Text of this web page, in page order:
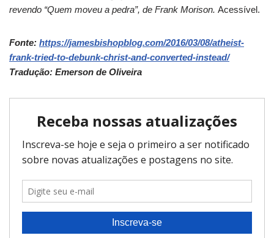
revendo “Quem moveu a pedra”, de Frank Morison. Acessível.
Fonte: https://jamesbishopblog.com/2016/03/08/atheist-
frank-tried-to-debunk-christ-and-converted-instead/
Tradução: Emerson de Oliveira